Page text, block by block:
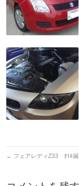
← フェアレディZ33 ｵｲﾙ漏